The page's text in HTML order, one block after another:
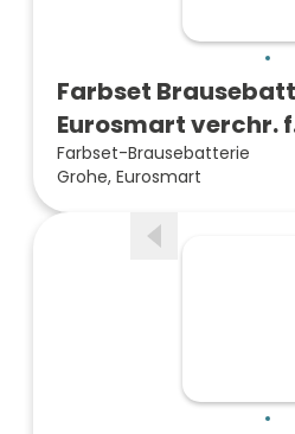
Farbset
Eurosmart verchr.
Gro…
Farbset-Brausebatterie
Grohe, Eurosmart